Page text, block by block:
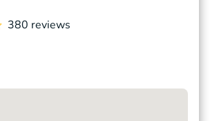
380 reviews